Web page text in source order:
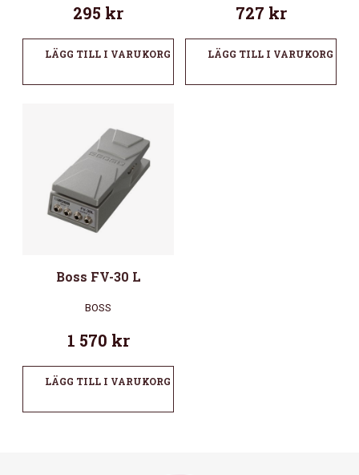
295 kr
LÄGG TILL I VARUKORG
727 kr
LÄGG TILL I VARUKORG
Boss FV-30 L
BOSS
1 570 kr
LÄGG TILL I VARUKORG